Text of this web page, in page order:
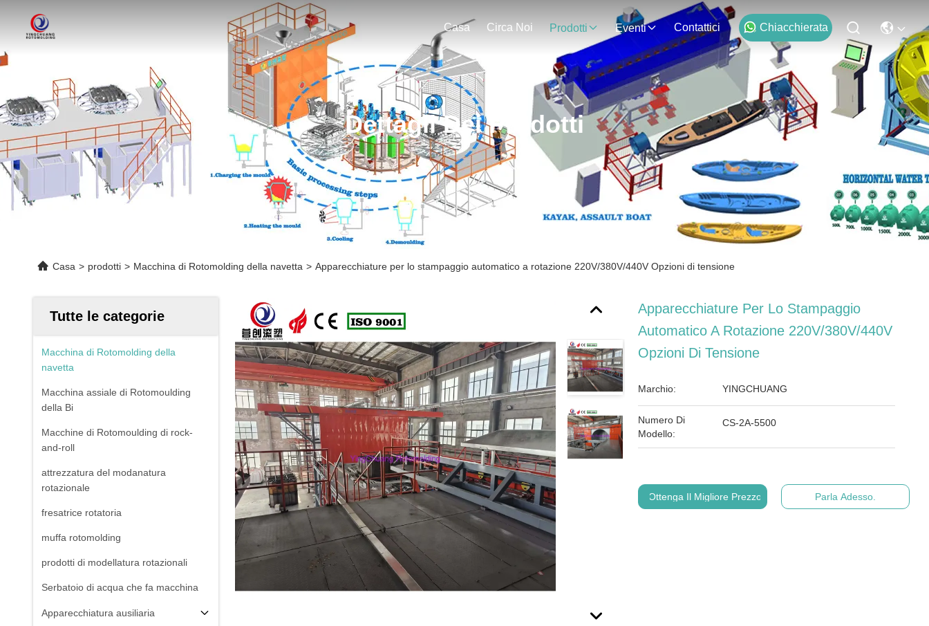
Casa Circa Noi Prodotti Eventi Contattici Chiacchierata
Dettagli Dei Prodotti
Casa > prodotti > Macchina di Rotomolding della navetta > Apparecchiature per lo stampaggio automatico a rotazione 220V/380V/440V Opzioni di tensione
Tutte le categorie
Macchina di Rotomolding della
navetta
Macchina assiale di Rotomoulding
della Bi
Macchine di Rotomoulding di rock-
and-roll
attrezzatura del modanatura
rotazionale
fresatrice rotatoria
muffa rotomolding
prodotti di modellatura rotazionali
Serbatoio di acqua che fa macchina
Apparecchiatura ausiliaria
Apparecchiature Per Lo Stampaggio
Automatico A Rotazione 220V/380V/440V
Opzioni Di Tensione
Marchio: YINGCHUANG
Numero Di
Modello:
CS-2A-5500
Ottenga Il Migliore Prezzo Parla Adesso.